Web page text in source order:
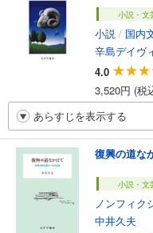
小説・文
小説 / 国内
辛島デイヴ
4.0
3,520円 (税
あらすじを表示する
復興の道な
小説・文
ノンフィク
中井久夫